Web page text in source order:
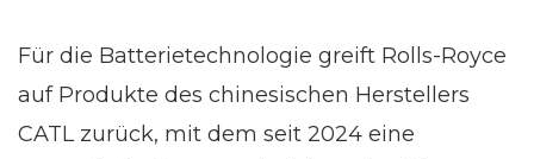
Für die Batterietechnologie greift Rolls-Royce
auf Produkte des chinesischen Herstellers
CATL zurück, mit dem seit 2024 eine